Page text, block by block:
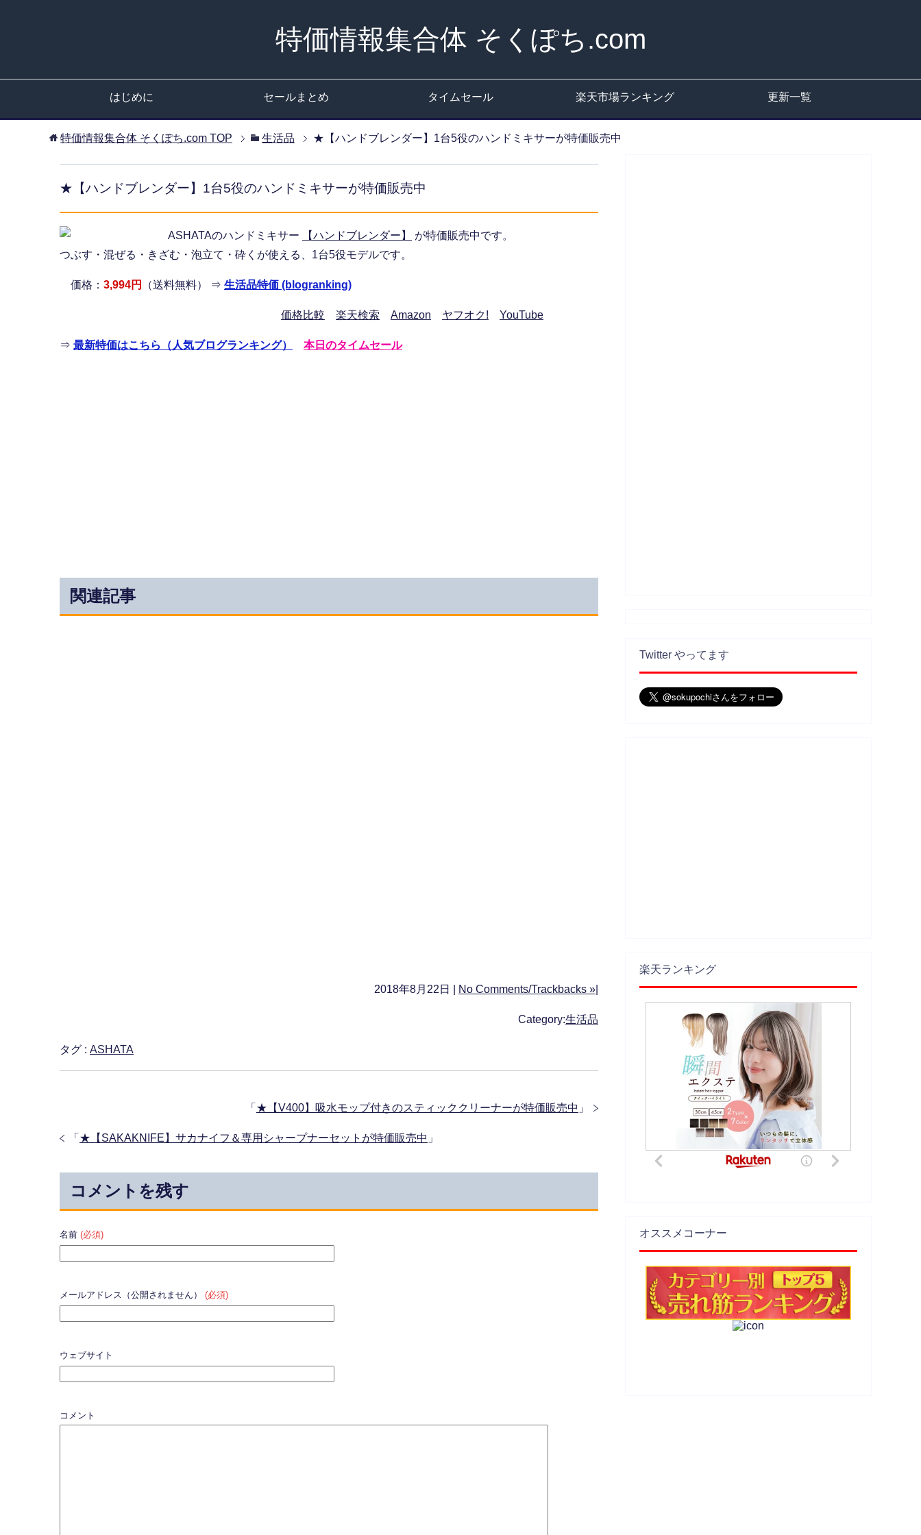
特価情報集合体 そくぽち.com
はじめに セールまとめ タイムセール 楽天市場ランキング 更新一覧
特価情報集合体 そくぽち.com TOP 生活品 ★【ハンドブレンダー】1台5役のハンドミキサーが特価販売中
★【ハンドブレンダー】1台5役のハンドミキサーが特価販売中
ASHATAのハンドミキサー 【ハンドブレンダー】
が特価販売中です。
つぶす・混ぜる・きざむ・泡立て・砕くが使える、1台5役モデルです。
価格： 3,994円 （送料無料） ⇒ 生活品特価 (blogranking)
価格比較 楽天検索 Amazon ヤフオク! YouTube
⇒ 最新特価はこちら（人気ブログランキング） 本日のタイムセール
関連記事
2018年8月22日 | No Comments/Trackbacks »
Category:生活品
タグ : ASHATA
「 ★【V400】吸水モップ付きのスティッククリーナーが特価販売中 」
「 ★【SAKAKNIFE】サカナイフ＆専用シャープナーセットが特価販売中 」
コメントを残す
名前 (必須)
メールアドレス（公開されません） (必須)
ウェブサイト
コメント
Twitter やってます
楽天ランキング
オススメコーナー